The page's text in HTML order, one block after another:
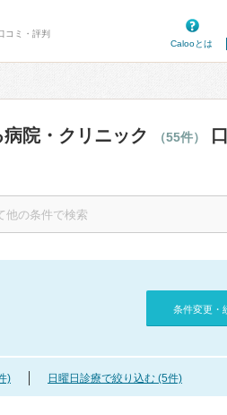
コミ・評判
Calooとは
院・クリニック （55件）
条件変更・
) 日曜日診療で絞り込む (5件)